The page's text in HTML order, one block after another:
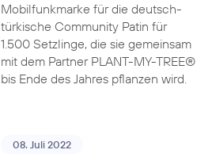
Mobilfunkmarke für die deutsch-
türkische Community Patin für
1.500 Setzlinge, die sie gemeinsam
mit dem Partner PLANT-MY-TREE®
bis Ende des Jahres pflanzen wird.
08. Juli 2022